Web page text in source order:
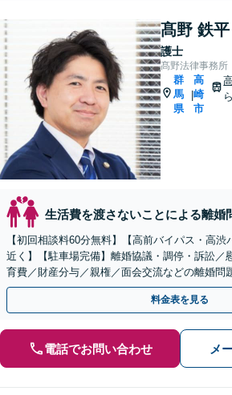
髙野 鉄平
護士
髙野法律事務所
群
馬
県
|
高
崎
市
生活費を渡さないことによる離婚
【初回相談料60分無料】【高前バイパス・高
近く】【駐車場完備】離婚協議・調停・訴訟／
育費／財産分与／親権／面会交流などの離婚問
す。不貞慰謝料請求も解決実績豊富【休日・夜
料金表を見る
電話でお問い合わせ メ